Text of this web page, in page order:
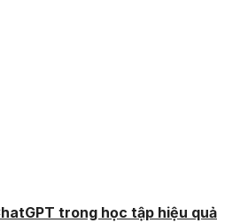
trong học tập hiệu quả